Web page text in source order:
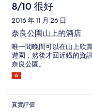
8/10 很好
2016 年 11 月 26 日
奈良公園山上的酒店
唯一間晚間可以在山上欣
遊園，然後才回近鐡的資
奈良公園。
真實評價